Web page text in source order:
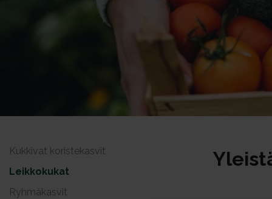
Kukkivat koristekasvit
Leikkokukat
Ryhmäkasvit